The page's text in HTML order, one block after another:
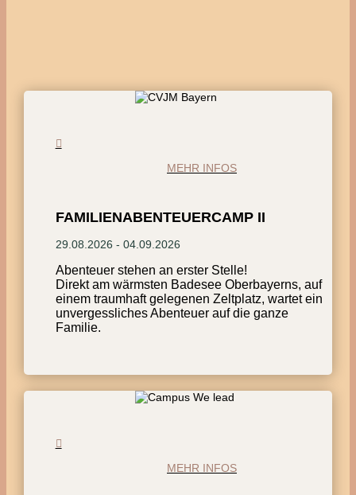
MEHR INFOS
FAMILIENABENTEUERCAMP II
29.08.2026 - 04.09.2026
Abenteuer stehen an erster Stelle!
Direkt am wärmsten Badesee Oberbayerns, auf
einem traumhaft gelegenen Zeltplatz, wartet ein
unvergessliches Abenteuer auf die ganze
Familie.
MEHR INFOS